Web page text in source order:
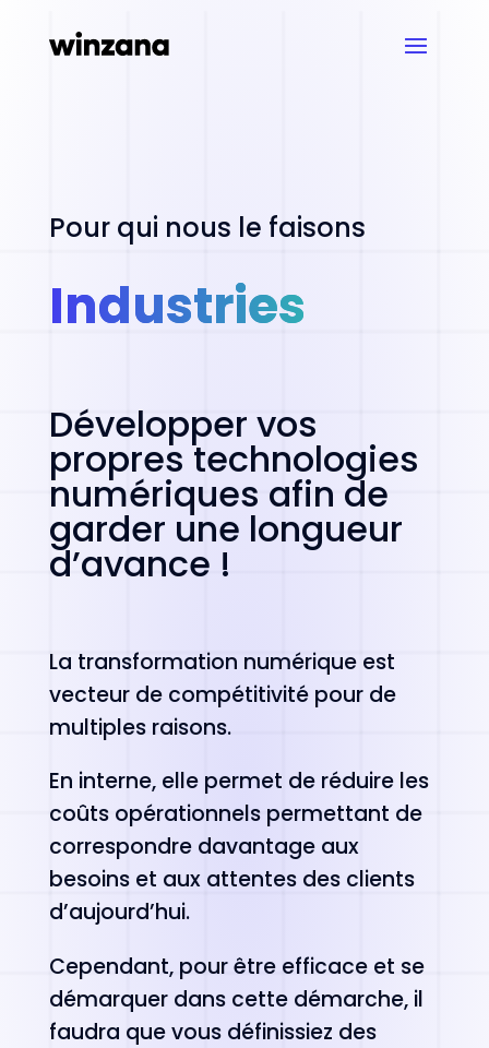
Pour qui nous le faisons
Industries
Développer vos
propres technologies
numériques afin de
garder une longueur
d’avance !
La transformation numérique est
vecteur de compétitivité pour de
multiples raisons.
En interne, elle permet de réduire les
coûts opérationnels permettant de
correspondre davantage aux
besoins et aux attentes des clients
d’aujourd’hui.
Cependant, pour être efficace et se
démarquer dans cette démarche, il
faudra que vous définissiez des